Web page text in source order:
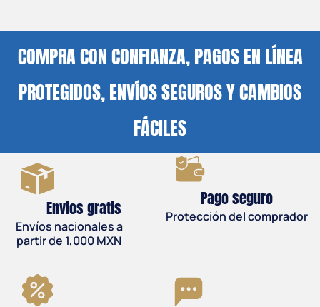
COMPRA CON CONFIANZA, PAGOS EN LÍNEA
PROTEGIDOS, ENVÍOS SEGUROS Y CAMBIOS
FÁCILES
Envíos gratis
Envíos nacionales a
partir de 1,000 MXN
Pago seguro
Protección del comprador